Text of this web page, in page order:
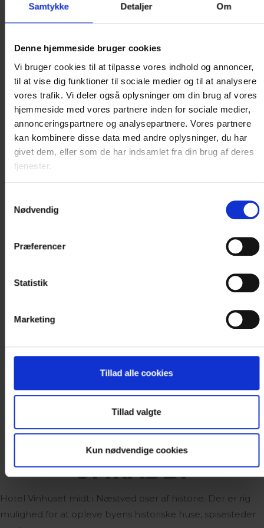
Samtykke Detaljer Om
Denne hjemmeside bruger cookies
Vi bruger cookies til at tilpasse vores indhold og annoncer,
til at vise dig funktioner til sociale medier og til at analysere
vores trafik. Vi deler også oplysninger om din brug af vores
hjemmeside med vores partnere inden for sociale medier,
annonceringspartnere og analysepartnere. Vores partnere
kan kombinere disse data med andre oplysninger, du har
givet dem, eller som de har indsamlet fra din brug af deres
tjenester.
Nødvendig
Præferencer
Statistik
Marketing
Tillad alle cookies
Tillad valgte
Kun nødvendige cookies
Hotel Vinhusetstår idag. Det andet er det
middelalderlige Rådhus overfor Sct. Peders
Kirke og endelig 1856 opførtes dette
bygningsværk, der tjente som byens rådhus
indtil 1940.
Det er opført efter tegninger af kongelig
bygningsinspektør arkitekt M.G. Bindesbøll og
men efter en restaurering i 1996, kan de igen ses
info@vism.dk
Fotograf: Visit Sydsjælland & Møn
OMRÅDET
Hotel Vinhuset midt i Næstved oser af historie. Der er rig
mulighed for at opleve byens historiske huse, spisesteder